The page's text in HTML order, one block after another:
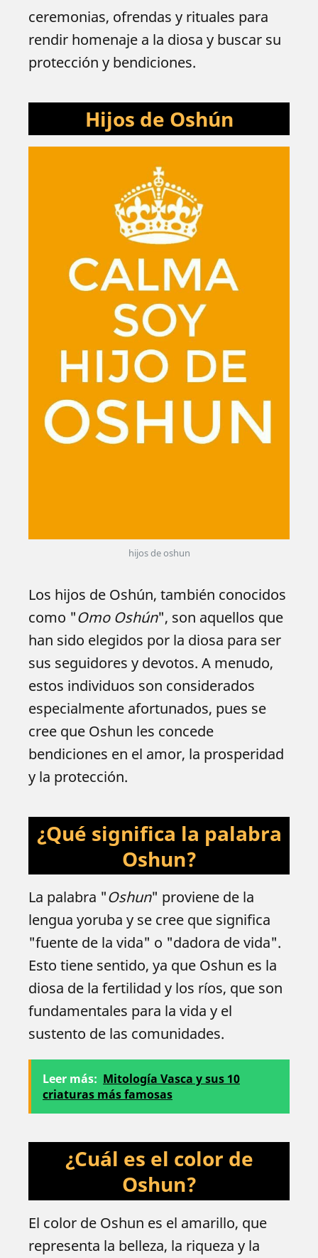
ceremonias, ofrendas y rituales para
rendir homenaje a la diosa y buscar su
protección y bendiciones.
Hijos de Oshún
hijos de oshun
Los hijos de Oshún, también conocidos
como "Omo Oshún", son aquellos que
han sido elegidos por la diosa para ser
sus seguidores y devotos. A menudo,
estos individuos son considerados
especialmente afortunados, pues se
cree que Oshun les concede
bendiciones en el amor, la prosperidad
y la protección.
¿Qué significa la palabra
Oshun?
La palabra "Oshun" proviene de la
lengua yoruba y se cree que significa
"fuente de la vida" o "dadora de vida".
Esto tiene sentido, ya que Oshun es la
diosa de la fertilidad y los ríos, que son
fundamentales para la vida y el
sustento de las comunidades.
Leer más: Mitología Vasca y sus 10
criaturas más famosas
¿Cuál es el color de
Oshun?
El color de Oshun es el amarillo, que
representa la belleza, la riqueza y la